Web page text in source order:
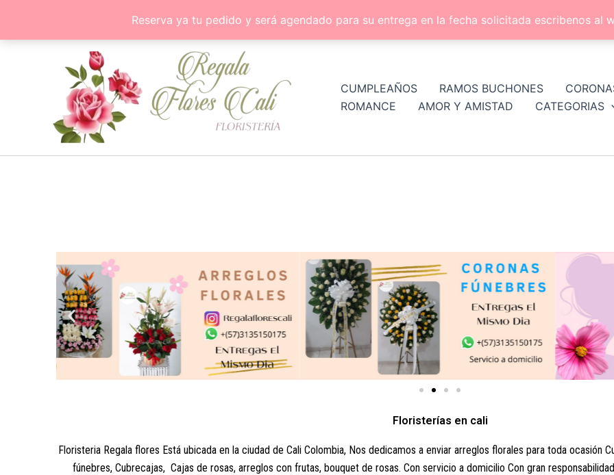
Reserva ya tu pedido y será agendado para su entrega en la fecha solicitada escribenos al
contenido
CUMPLEAÑOS RAMOS BUCHONES
ROMANCE
AMOR Y AMISTAD CATEGORIAS
Floristerías en cali
Floristeria Regala flores Está ubicada en la ciudad de Cali Colombia, Nos dedicamos a enviar arreglos florales para toda ocasión
fúnebres, Cubrecajas, Cajas de rosas, arreglos con frutas, bouquet de rosas. Con servicio a domicilio Con gran